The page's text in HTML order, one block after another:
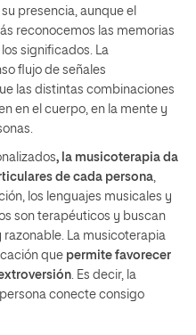
presencia, aunque el
reconocemos las memorias
significados. La
flujo de señales
las distintas combinaciones
en el cuerpo, en la mente y
, la musicoterapia da
de cada persona,
los lenguajes musicales y
son terapéuticos y buscan
La musicoterapia
que permite favorecer
. Es decir, la
conecte consigo